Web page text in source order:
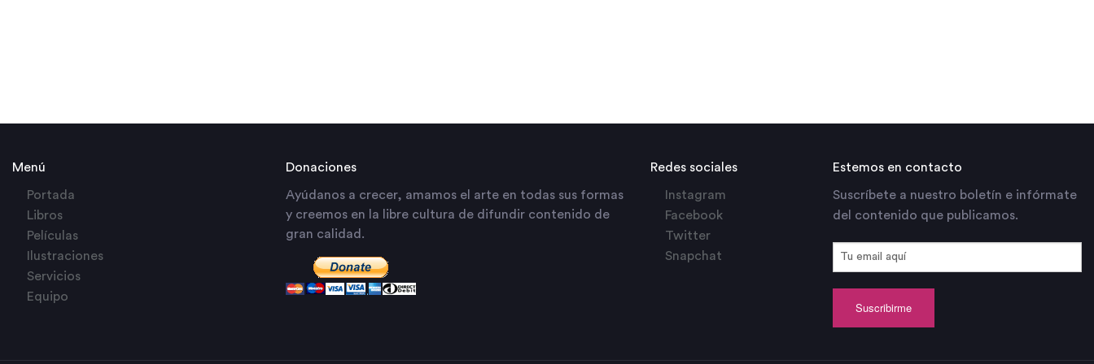
Menú
Portada
Libros
Películas
Ilustraciones
Servicios
Equipo
Donaciones
Ayúdanos a crecer, amamos el arte en todas sus formas
y creemos en la libre cultura de difundir contenido de
gran calidad.
Redes sociales
Instagram
Facebook
Twitter
Snapchat
Estemos en contacto
Suscríbete a nuestro boletín e infórmate
del contenido que publicamos.